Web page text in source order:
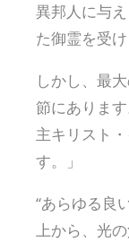
異邦人に与
た御霊を受
しかし、最
節にありま
主キリスト
す。」
“あらゆる良
上から、光